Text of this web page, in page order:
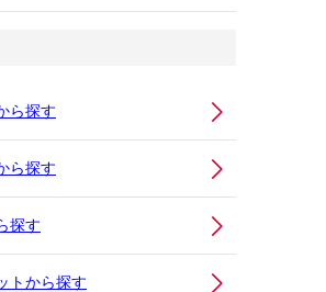
ら探す
ら探す
探す
トから探す